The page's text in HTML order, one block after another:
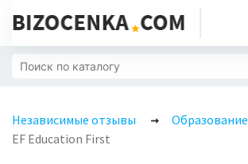
Независимые отзывы
Образование
EF Education First